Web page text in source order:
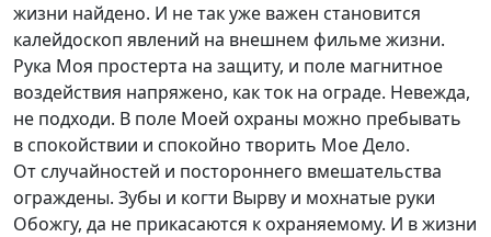
жизни найдено. И не так уже важен становится
калейдоскоп явлений на внешнем фильме жизни.
Рука Моя простерта на защиту, и поле магнитное
воздействия напряжено, как ток на ограде. Невежда,
не подходи. В поле Моей охраны можно пребывать
в спокойствии и спокойно творить Мое Дело.
От случайностей и постороннего вмешательства
ограждены. Зубы и когти Вырву и мохнатые руки
Обожгу, да не прикасаются к охраняемому. И в жизни